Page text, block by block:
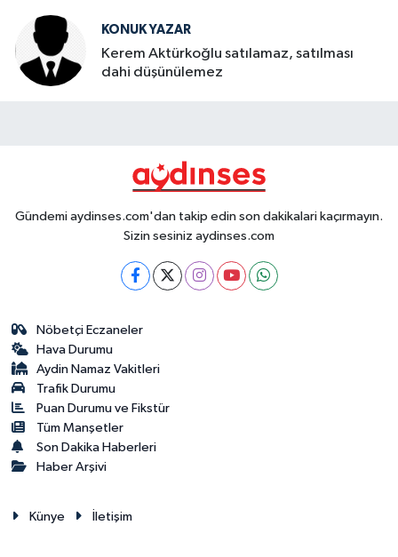
KONUK YAZAR
Kerem Aktürkoğlu satılamaz, satılması
dahi düşünülemez
Gündemi aydinses.com'dan takip edin son dakikalari kaçırmayın.
Sizin sesiniz aydinses.com
Nöbetçi Eczaneler
Hava Durumu
Aydin Namaz Vakitleri
Trafik Durumu
Puan Durumu ve Fikstür
Tüm Manşetler
Son Dakika Haberleri
Haber Arşivi
Künye İletişim